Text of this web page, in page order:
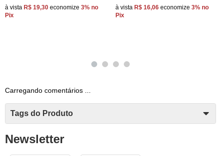
à vista R$ 19,30 economize 3% no
Pix
à vista R$ 16,06 economize 3% no
Pix
Carregando comentários ...
Tags do Produto
Newsletter